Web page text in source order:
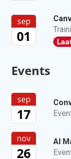
sep
01
Events
sep
17
nov
26
AI